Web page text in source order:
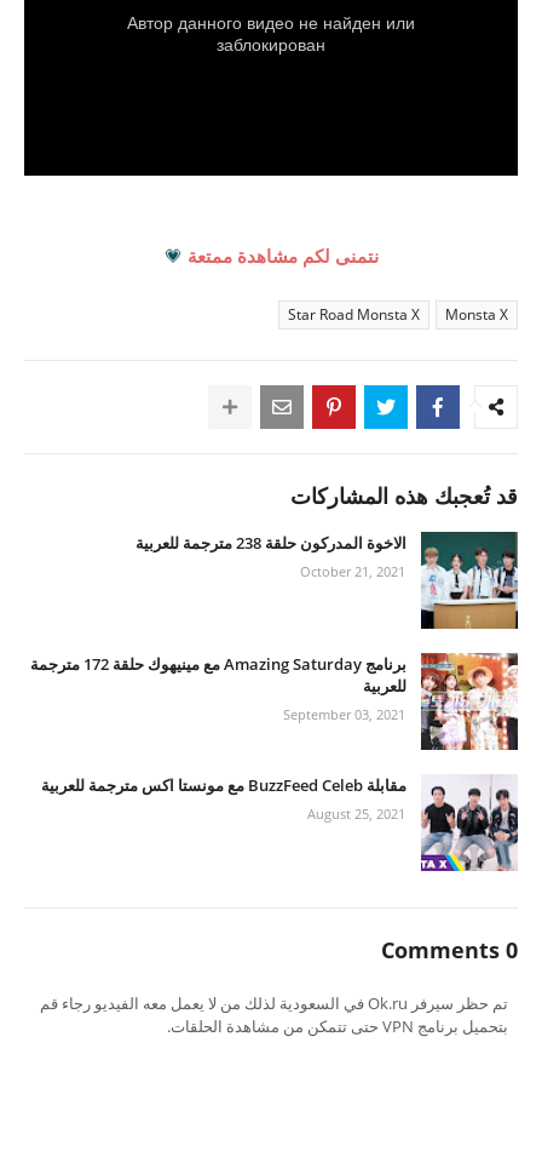
نتمنى لكم مشاهدة ممتعة 💗
Monsta X
Star Road Monsta X
قد تُعجبك هذه المشاركات
الاخوة المدركون حلقة 238 مترجمة للعربية
October 21, 2021
برنامج Amazing Saturday مع مينيهوك حلقة 172 مترجمة
للعربية
September 03, 2021
مقابلة BuzzFeed Celeb مع مونستا اكس مترجمة للعربية
August 25, 2021
0 Comments
تم حظر سيرفر Ok.ru في السعودية لذلك من لا يعمل معه الفيديو رجاء قم
بتحميل برنامج VPN حتى تتمكن من مشاهدة الحلقات.